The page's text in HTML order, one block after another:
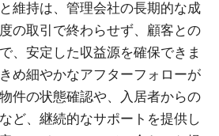
維持は、管理会社の長期的な成
の取引で終わらせず、顧客との
、安定した収益源を確保できま
め細やかなアフターフォローが
件の状態確認や、入居者からの
ど、継続的なサポートを提供し